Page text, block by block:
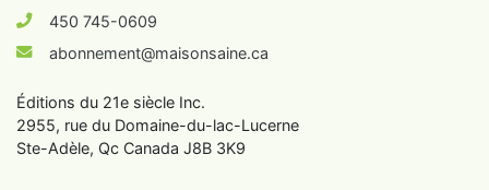
450 745-0609
abonnement@maisonsaine.ca
Éditions du 21e siècle Inc.
2955, rue du Domaine-du-lac-Lucerne
Ste-Adèle, Qc Canada J8B 3K9